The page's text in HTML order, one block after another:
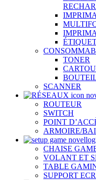
TONER
SCANNER
ROUTEUR
SWITCH
POINT
ARMOIRE/
CHAISE
VOLANT ET
TABLE
SUPPORT